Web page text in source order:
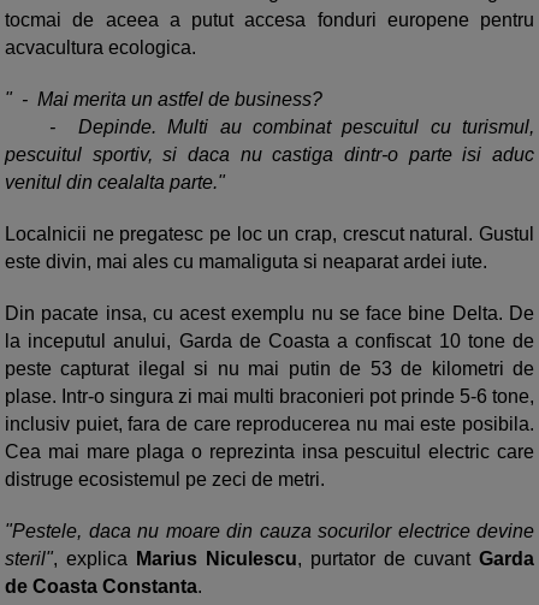
tocmai de aceea a putut accesa fonduri europene pentru
acvacultura ecologica.
" - Mai merita un astfel de business?
- Depinde. Multi au combinat pescuitul cu turismul,
pescuitul sportiv, si daca nu castiga dintr-o parte isi aduc
venitul din cealalta parte."
Localnicii ne pregatesc pe loc un crap, crescut natural. Gustul
este divin, mai ales cu mamaliguta si neaparat ardei iute.
Din pacate insa, cu acest exemplu nu se face bine Delta. De
la inceputul anului, Garda de Coasta a confiscat 10 tone de
peste capturat ilegal si nu mai putin de 53 de kilometri de
plase. Intr-o singura zi mai multi braconieri pot prinde 5-6 tone,
inclusiv puiet, fara de care reproducerea nu mai este posibila.
Cea mai mare plaga o reprezinta insa pescuitul electric care
distruge ecosistemul pe zeci de metri.
"Pestele, daca nu moare din cauza socurilor electrice devine
steril", explica Marius Niculescu, purtator de cuvant Garda
de Coasta Constanta.